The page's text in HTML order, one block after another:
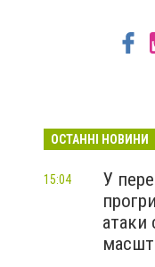
ОСТАННІ НОВИНИ
У
атаки
15:04